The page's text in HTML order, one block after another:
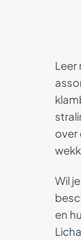
Leer
over
Wil
en